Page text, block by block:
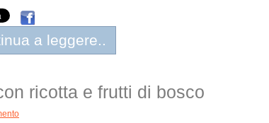
a leggere..
ricotta e frutti di bosco